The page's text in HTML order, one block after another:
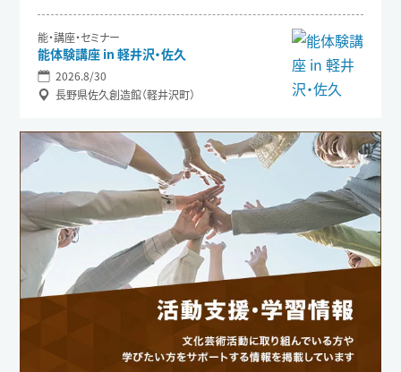
能・講座・セミナー
能体験講座 in 軽井沢・佐久
2026.8/30
長野県佐久創造館（軽井沢町）